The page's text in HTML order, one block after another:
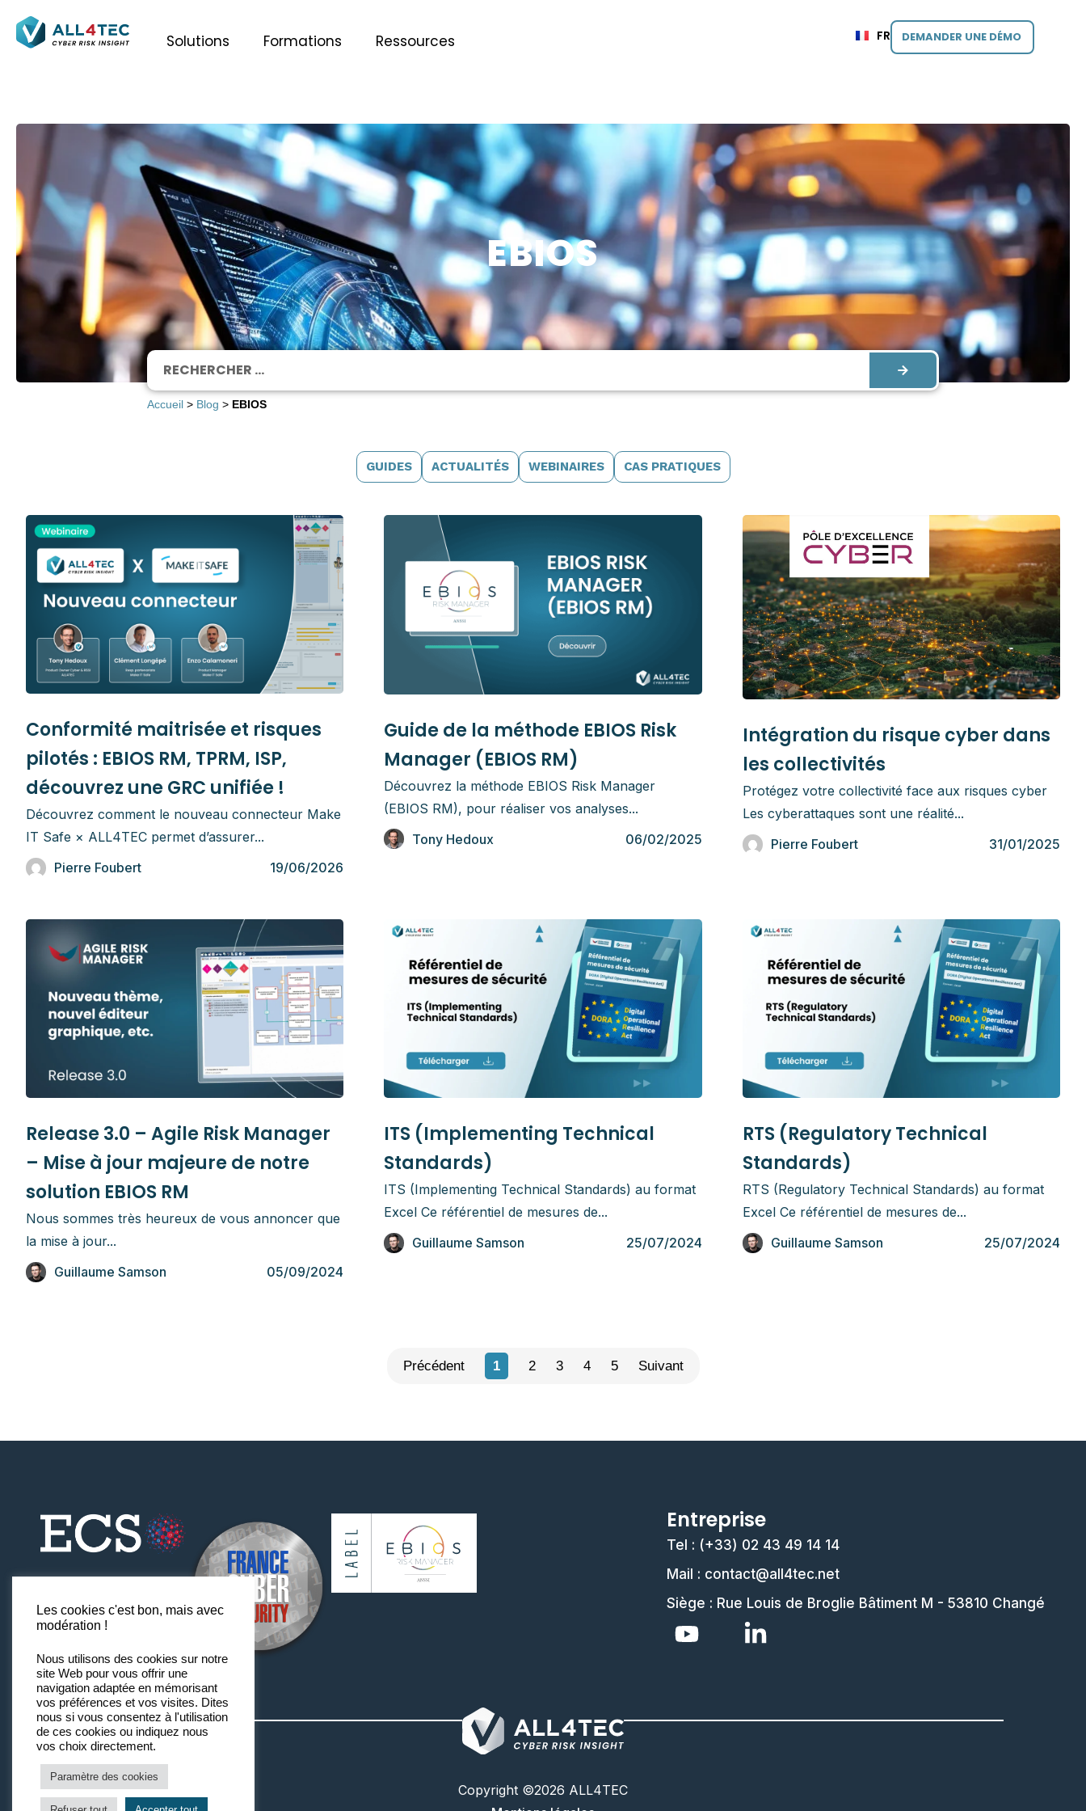
Solutions Formations Ressources FR DEMANDER UNE DÉMO
EBIOS
Accueil > Blog > EBIOS
GUIDES ACTUALITÉS WEBINAIRES CAS PRATIQUES
Conformité maitrisée et risques
pilotés : EBIOS RM, TPRM, ISP,
découvrez une GRC unifiée !
Découvrez comment le nouveau connecteur Make
IT Safe × ALL4TEC permet d’assurer...
Pierre Foubert
19/06/2026
Guide de la méthode EBIOS Risk
Manager (EBIOS RM)
Découvrez la méthode EBIOS Risk Manager
(EBIOS RM), pour réaliser vos analyses...
Tony Hedoux
06/02/2025
Intégration du risque cyber dans
les collectivités
Protégez votre collectivité face aux risques cyber
Les cyberattaques sont une réalité...
Pierre Foubert
31/01/2025
Release 3.0 – Agile Risk Manager
– Mise à jour majeure de notre
solution EBIOS RM
Nous sommes très heureux de vous annoncer que
la mise à jour...
Guillaume Samson
05/09/2024
ITS (Implementing Technical
Standards)
ITS (Implementing Technical Standards) au format
Excel Ce référentiel de mesures de...
Guillaume Samson
25/07/2024
RTS (Regulatory Technical
Standards)
RTS (Regulatory Technical Standards) au format
Excel Ce référentiel de mesures de...
Guillaume Samson
25/07/2024
Précédent 1 2 3 4 5 Suivant
Entreprise
Tel : (+33) 02 43 49 14 14
Mail : contact@all4tec.net
Siège : Rue Louis de Broglie Bâtiment M - 53810 Changé
Copyright ©2026 ALL4TEC
Les cookies c'est bon, mais avec
modération !
Nous utilisons des cookies sur notre
site Web pour vous offrir une
navigation adaptée en mémorisant
vos préférences et vos visites. Dites
nous si vous consentez à l'utilisation
de ces cookies ou indiquez nous
vos choix directement.
Paramètre des cookies